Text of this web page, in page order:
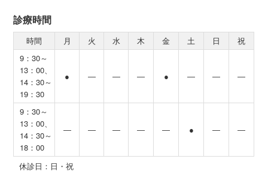
診療時間
時間 月 火 水 木 金 土 日
祝
9：30～
13：00、
14：30～
19：30
● ― ― ― ● ― ― ―
9：30～
13：00、
14：30～
18：00
― ― ― ― ― ● ― ―
休診日：日・祝